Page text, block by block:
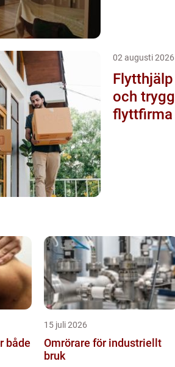
02 augusti 2026
och
flyttfirma
15 juli 2026
Omrörare för industriellt
bruk